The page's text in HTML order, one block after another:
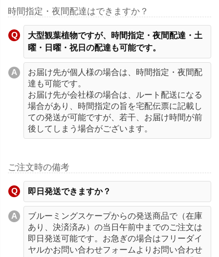
時間指定・夜間配達はできますか？
大型観葉植物ですが、時間指定・夜間配達・土
曜・日曜・祝日の配達も可能です。
お届け先が個人様の場合は、時間指定・夜間配
達も可能です。
お届け先が会社様の場合は、ルート配送になる
場合があり、時間指定の旨を宅配伝票に記載し
ての発送が可能ですが、若干、お届け時間が前
後してしまう場合がございます。
ご注文時の備考
即日発送できますか？
ブルーミングスケープからの発送商品で（在庫
あり、決済済み）の当日午前中までのご注文は
即日発送可能です。お急ぎの場合はフリーダイ
ヤルかお問い合わせフォームよりお問い合わせ